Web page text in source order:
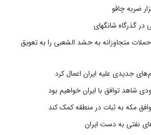
ضربه چاقو
در گذرگاه شانگهای
متجاوزانه به حشد الشعبی را به تعویق
جدیدی علیه ایران اعمال کرد
شاهد توافق با ایران خواهیم بود
مکه به ثبات در منطقه کمک کند